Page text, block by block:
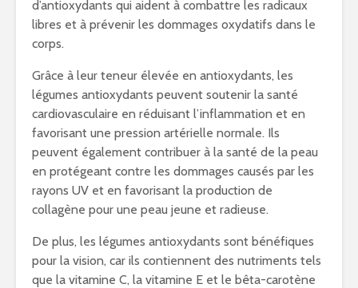
d’antioxydants qui aident à combattre les radicaux
libres et à prévenir les dommages oxydatifs dans le
corps.
Grâce à leur teneur élevée en antioxydants, les
légumes antioxydants peuvent soutenir la santé
cardiovasculaire en réduisant l’inflammation et en
favorisant une pression artérielle normale. Ils
peuvent également contribuer à la santé de la peau
en protégeant contre les dommages causés par les
rayons UV et en favorisant la production de
collagène pour une peau jeune et radieuse.
De plus, les légumes antioxydants sont bénéfiques
pour la vision, car ils contiennent des nutriments tels
que la vitamine C, la vitamine E et le bêta-carotène